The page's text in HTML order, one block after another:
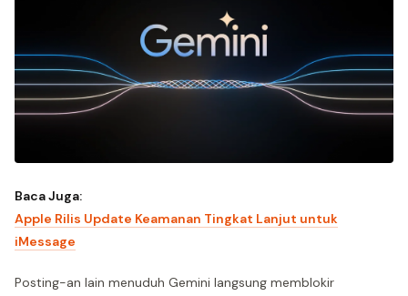
Baca Juga:
Apple Rilis Update Keamanan Tingkat Lanjut untuk
iMessage
Posting-an lain menuduh Gemini langsung memblokir